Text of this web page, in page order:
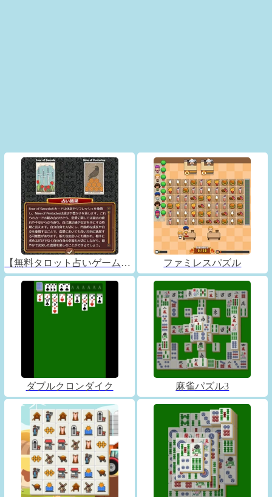
【無料タロット占いゲーム】フォーチュンコネクト ファミレスパズル
ダブルクロンダイク 麻雀パズル3